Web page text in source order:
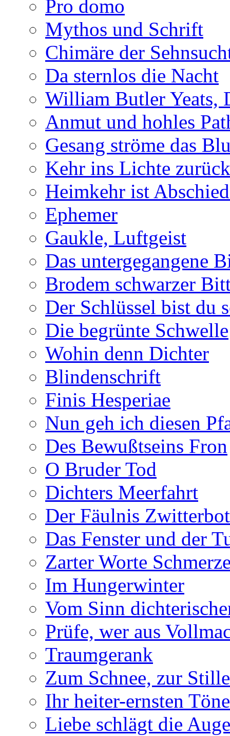
Pro domo
Mythos und Schrift
Chimäre der
Da sternlos die Nacht
William Butler Yeats,
Anmut und hohles
Gesang ströme das
Kehr ins Lichte zurück
Heimkehr ist
Ephemer
Gaukle, Luftgeist
Das untergegangene
Brodem schwarzer
Der Schlüssel bist du
Die begrünte Schwelle
Wohin denn Dichter
Blindenschrift
Finis Hesperiae
Nun geh ich diesen
Des Bewußtseins Fron
O Bruder Tod
Dichters Meerfahrt
Der Fäulnis
Das Fenster und der
Zarter Worte
Im Hungerwinter
Vom Sinn
Prüfe, wer aus
Traumgerank
Zum Schnee, zur Stille
Ihr heiter-ernsten Töne
Liebe schlägt die